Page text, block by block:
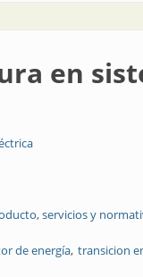
en
servicios y
de energía transicion